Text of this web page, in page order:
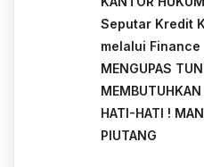
Seputar Kredit
melalui Finance
MENGUPAS
MEMBUTUHKAN
HATI-HATI !
PIUTANG